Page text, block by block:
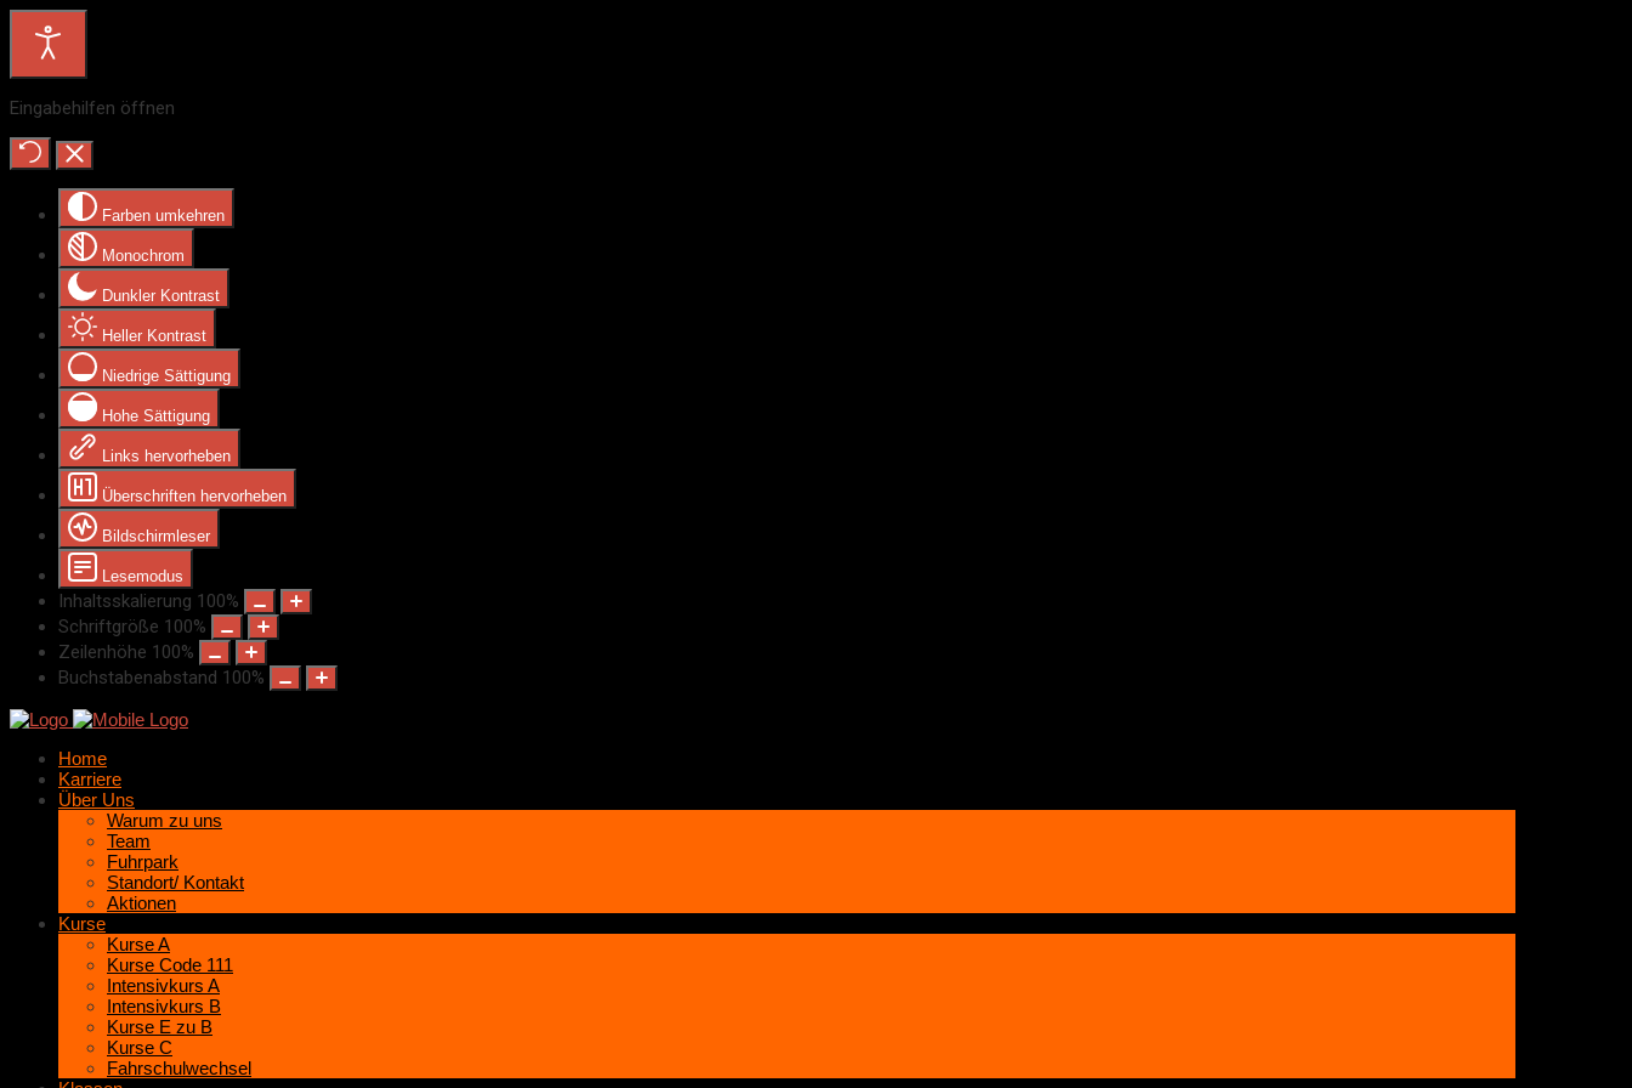
Eingabehilfen öffnen
Farben umkehren
Monochrom
Dunkler Kontrast
Heller Kontrast
Niedrige Sättigung
Hohe Sättigung
Links hervorheben
Überschriften hervorheben
Bildschirmleser
Lesemodus
Inhaltsskalierung 100%
Schriftgröße 100%
Zeilenhöhe 100%
Buchstabenabstand 100%
Home
Karriere
Über Uns
Warum zu uns
Team
Fuhrpark
Standort/ Kontakt
Aktionen
Kurse
Kurse A
Kurse Code 111
Intensivkurs A
Intensivkurs B
Kurse E zu B
Kurse C
Fahrschulwechsel